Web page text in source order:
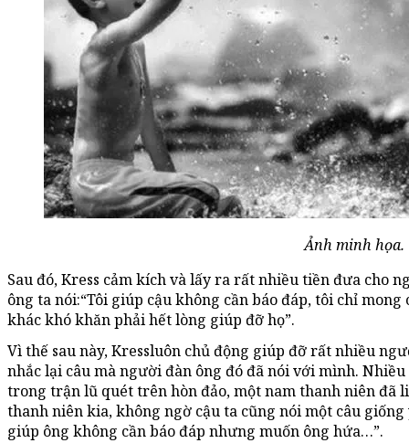
Ảnh minh họa.
Sau đó, Kress cảm kích và lấy ra rất nhiều tiền đưa cho
ông ta nói:“Tôi giúp cậu không cần báo đáp, tôi chỉ
khác khó khăn phải hết lòng giúp đỡ họ”.
Vì thế sau này, Kressluôn chủ động giúp đỡ rất nhiều
nhắc lại câu mà người đàn ông đó đã nói với mình.
trong trận lũ quét trên hòn đảo, một nam thanh niên đã
thanh niên kia, không ngờ cậu ta cũng nói một câu giống
giúp ông không cần báo đáp nhưng muốn ông hứa…”.